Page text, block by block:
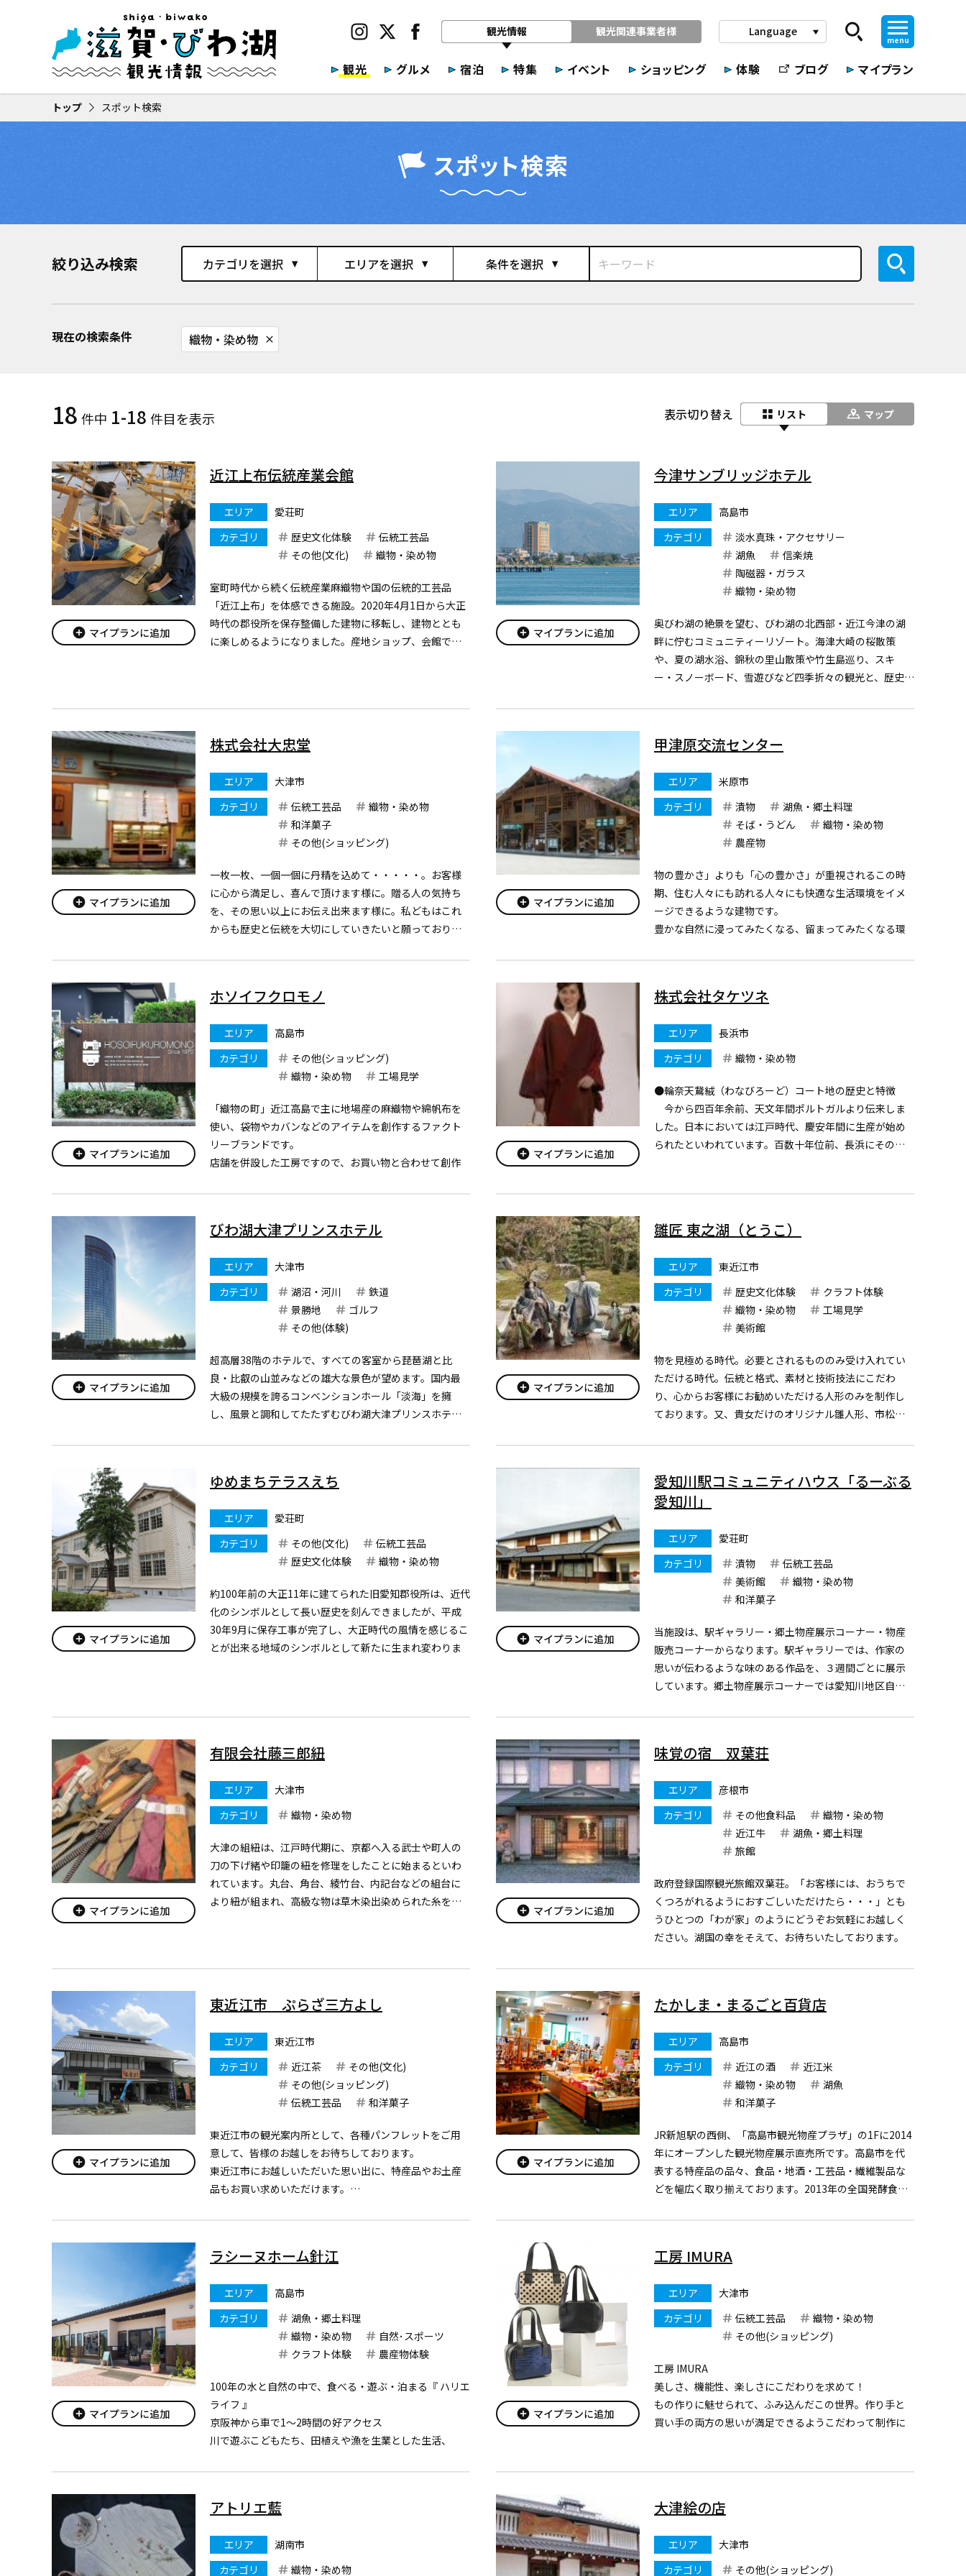
観光情報 観光関連事業者様 Language play_arrow
menu
観光 グルメ 宿泊 特集 イベント ショッピング 体験 ブログ マイプラン
トップ スポット検索
スポット検索
絞り込み検索 カテゴリを選択 play_arrow エリアを選択 play_arrow 条件を選択 play_arrow
現在の検索条件 織物・染め物 close
18 件中 1-18 件目を表示 表示切り替え リスト マップ
add_circle マイプランに追加
近江上布伝統産業会館
エリア
愛荘町
カテゴリ
歴史文化体験
伝統工芸品
その他(文化)
織物・染め物
室町時代から続く伝統産業麻織物や国の伝統的工芸品
「近江上布」を体感できる施設。2020年4月1日から大正
時代の郡役所を保存整備した建物に移転し、建物ととも
に楽しめるようになりました。産地ショップ、会館でし
add_circle マイプランに追加
今津サンブリッジホテル
エリア
高島市
カテゴリ
淡水真珠・アクセサリー
湖魚
信楽焼
陶磁器・ガラス
織物・染め物
奥びわ湖の絶景を望む、びわ湖の北西部・近江今津の湖
畔に佇むコミュニティーリゾート。海津大崎の桜散策
や、夏の湖水浴、錦秋の里山散策や竹生島巡り、スキ
ー・スノーボード、雪遊びなど四季折々の観光と、歴史・
ー、ランチストップなどお食事にもご利用いただける、
add_circle マイプランに追加
株式会社大忠堂
エリア
大津市
カテゴリ
伝統工芸品
織物・染め物
和洋菓子
その他(ショッピング)
一枚一枚、一個一個に丹精を込めて・・・・・。お客様
に心から満足し、喜んで頂けます様に。贈る人の気持ち
を、その思い以上にお伝え出来ます様に。私どもはこれ
からも歴史と伝統を大切にしていきたいと願っておりま
add_circle マイプランに追加
甲津原交流センター
エリア
米原市
カテゴリ
漬物
湖魚・郷土料理
そば・うどん
織物・染め物
農産物
物の豊かさ」よりも「心の豊かさ」が重視されるこの時
期、住む人々にも訪れる人々にも快適な生活環境をイメ
ージできるような建物です。
豊かな自然に浸ってみたくなる、留まってみたくなる環
物加工施設・地域特産物販売コーナーも併設しておりま
甲津原の歴史・民俗を伝承する...
add_circle マイプランに追加
ホソイフクロモノ
エリア
高島市
カテゴリ
その他(ショッピング)
織物・染め物
工場見学
「織物の町」近江高島で主に地場産の麻織物や綿帆布を
使い、袋物やカバンなどのアイテムを創作するファクト
リーブランドです。
店舗を併設した工房ですので、お買い物と合わせて創作
(工房は日曜日を定休日とさせていただいておりますので
詳しい情報はコチラか...
add_circle マイプランに追加
株式会社タケツネ
エリア
長浜市
カテゴリ
織物・染め物
●輪奈天鵞絨（わなびろーど）コート地の歴史と特徴
今から四百年余前、天文年間ポルトガルより伝来しま
した。日本においては江戸時代、慶安年間に生産が始め
られたといわれています。百数十年位前、長浜にその製
add_circle マイプランに追加
びわ湖大津プリンスホテル
エリア
大津市
カテゴリ
湖沼・河川
鉄道
景勝地
ゴルフ
その他(体験)
超高層38階のホテルで、すべての客室から琵琶湖と比
良・比叡の山並みなどの雄大な景色が望めます。国内最
大級の規模を誇るコンベンションホール「淡海」を擁
し、風景と調和してたたずむびわ湖大津プリンスホテル
最適です。
add_circle マイプランに追加
雛匠 東之湖（とうこ）
エリア
東近江市
カテゴリ
歴史文化体験
クラフト体験
織物・染め物
工場見学
美術館
物を見極める時代。必要とされるもののみ受け入れてい
ただける時代。伝統と格式、素材と技術技法にこだわ
り、心からお客様にお勧めいただける人形のみを制作し
ております。又、貴女だけのオリジナル雛人形、市松人
add_circle マイプランに追加
ゆめまちテラスえち
エリア
愛荘町
カテゴリ
その他(文化)
伝統工芸品
歴史文化体験
織物・染め物
約100年前の大正11年に建てられた旧愛知郡役所は、近代
化のシンボルとして長い歴史を刻んできましたが、平成
30年9月に保存工事が完了し、大正時代の風情を感じるこ
とが出来る地域のシンボルとして新たに生まれ変わりま
add_circle マイプランに追加
愛知川駅コミュニティハウス「るーぶる
愛知川」
エリア
愛荘町
カテゴリ
漬物
伝統工芸品
美術館
織物・染め物
和洋菓子
当施設は、駅ギャラリー・郷土物産展示コーナー・物産
販売コーナーからなります。駅ギャラリーでは、作家の
思いが伝わるような味のある作品を、３週間ごとに展示
しています。郷土物産展示コーナーでは愛知川地区自慢
唯一びん細工手まりを販売し、他の郷土物産も販売して
add_circle マイプランに追加
有限会社藤三郎紐
エリア
大津市
カテゴリ
織物・染め物
大津の組紐は、江戸時代期に、京都へ入る武士や町人の
刀の下げ緒や印籠の紐を修理をしたことに始まるといわ
れています。丸台、角台、綾竹台、内記台などの組台に
より紐が組まれ、高級な物は草木染出染められた糸を使
add_circle マイプランに追加
味覚の宿 双葉荘
エリア
彦根市
カテゴリ
その他食料品
織物・染め物
近江牛
湖魚・郷土料理
旅館
政府登録国際観光旅館双葉荘。「お客様には、おうちで
くつろがれるようにおすごしいただけたら・・・」とも
うひとつの「わが家」のようにどうぞお気軽にお越しく
ださい。湖国の幸をそえて、お待ちいたしております。
add_circle マイプランに追加
東近江市 ぷらざ三方よし
エリア
東近江市
カテゴリ
近江茶
その他(文化)
その他(ショッピング)
伝統工芸品
和洋菓子
東近江市の観光案内所として、各種パンフレットをご用
意して、皆様のお越しをお待ちしております。
東近江市にお越しいただいた思い出に、特産品やお土産
品もお買い求めいただけます。
非ともお立ち寄りください。
add_circle マイプランに追加
たかしま・まるごと百貨店
エリア
高島市
カテゴリ
近江の酒
近江米
織物・染め物
湖魚
和洋菓子
JR新旭駅の西側、「高島市観光物産プラザ」の1Fに2014
年にオープンした観光物産展示直売所です。高島市を代
表する特産品の品々、食品・地酒・工芸品・繊維製品な
どを幅広く取り揃えております。2013年の全国発酵食品
ズムーブメントでその品質を全国に知らしめた『高島ち
add_circle マイプランに追加
ラシーヌホーム針江
エリア
高島市
カテゴリ
湖魚・郷土料理
織物・染め物
自然･スポーツ
クラフト体験
農産物体験
100年の水と自然の中で、食べる・遊ぶ・泊まる『 ハリエ
ライフ 』
京阪神から車で1～2時間の好アクセス
川で遊ぶこどもたち、田植えや漁を生業とした生活、
この針江には日本の原風景が広がっています。
里山・水の郷での特別な時間。
add_circle マイプランに追加
工房 IMURA
エリア
大津市
カテゴリ
伝統工芸品
織物・染め物
その他(ショッピング)
工房 IMURA
美しさ、機能性、楽しさにこだわりを求めて！
もの作りに魅せられて、ふみ込んだこの世界。作り手と
買い手の両方の思いが満足できるようこだわって制作に
アトリエ藍
エリア
湖南市
カテゴリ
織物・染め物
大津絵の店
エリア
大津市
カテゴリ
その他(ショッピング)